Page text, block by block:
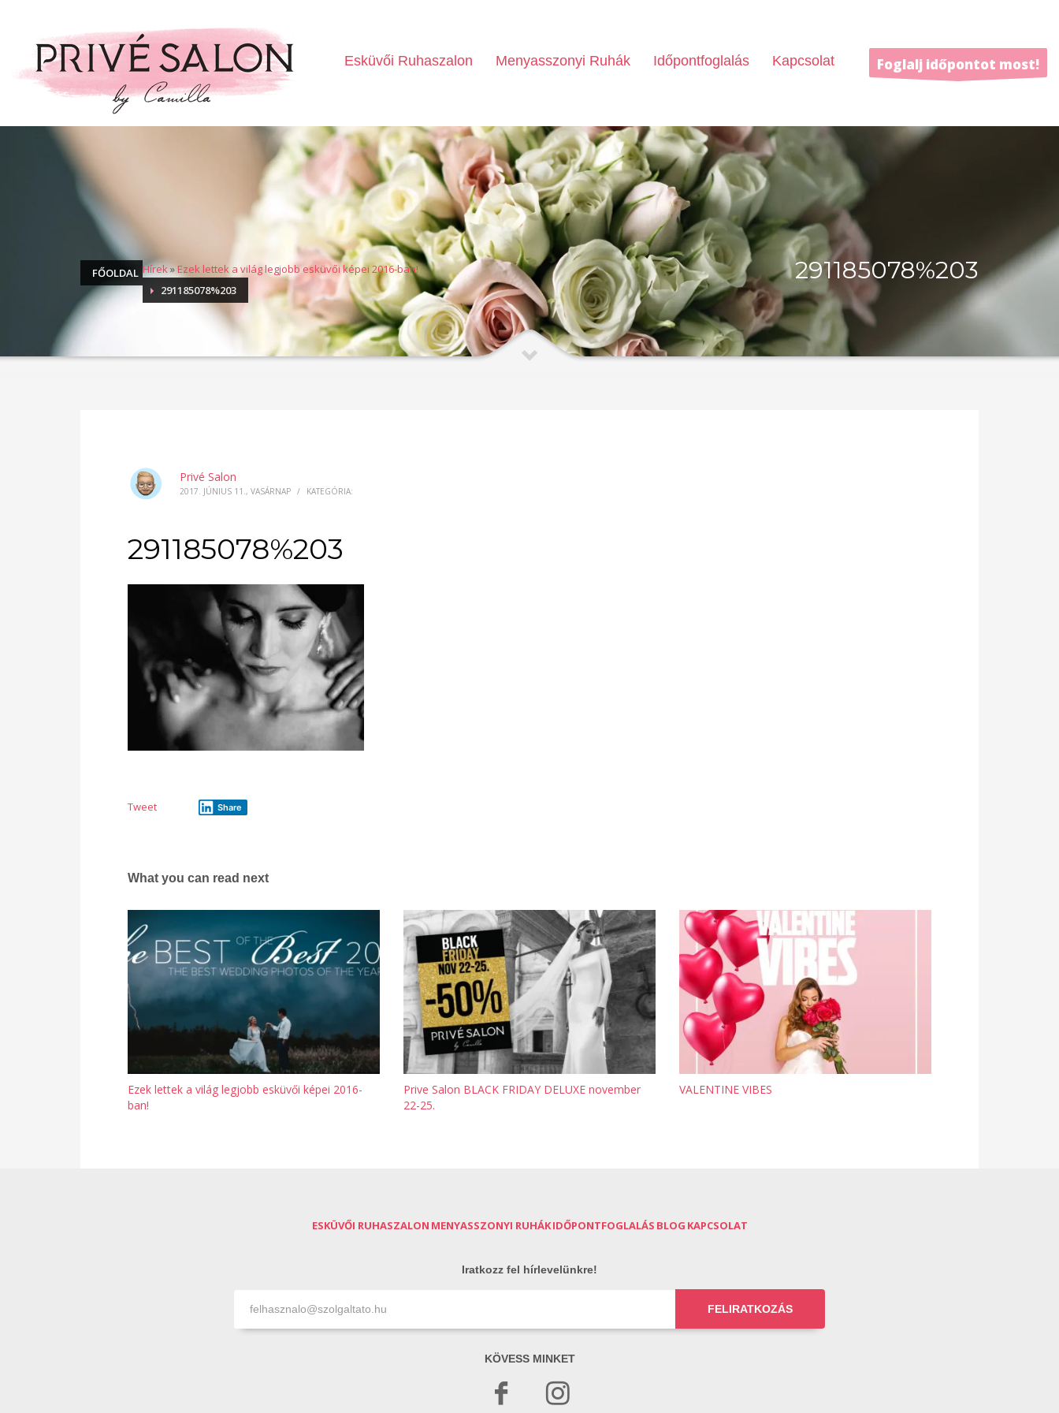
Esküvői Ruhaszalon Menyasszonyi Ruhák Időpontfoglalás Kapcsolat Foglalj időpontot most!
FŐOLDAL Hírek»Ezek lettek a világ legjobb esküvői képei 2016-ban!
291185078%203
291185078%203
Privé Salon
2017. JÚNIUS 11., VASÁRNAP / KATEGÓRIA:
291185078%203
Tweet Share
What you can read next
Ezek lettek a világ legjobb esküvői képei 2016-
ban!
Prive Salon BLACK FRIDAY DELUXE november
22-25.
VALENTINE VIBES
ESKÜVŐI RUHASZALON MENYASSZONYI RUHÁKIDŐPONTFOGLALÁS BLOG KAPCSOLAT
Iratkozz fel hírlevelünkre!
FELIRATKOZÁS
KÖVESS MINKET